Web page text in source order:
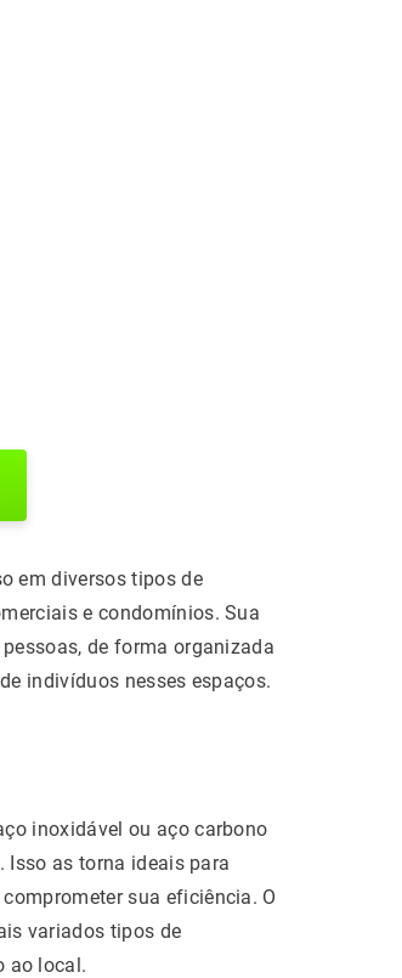
em diversos tipos de
e condomínios. Sua
de forma organizada
indivíduos nesses espaços.
inoxidável ou aço carbono
Isso as torna ideais para
sua eficiência. O
variados tipos de
ao local.